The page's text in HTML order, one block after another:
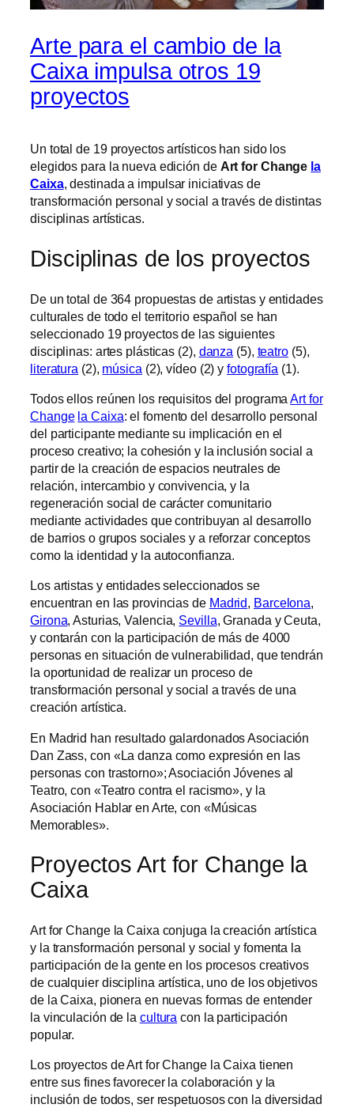
Arte para el cambio de la
Caixa impulsa otros 19
proyectos
Un total de 19 proyectos artísticos han sido los
elegidos para la nueva edición de Art for Change la
Caixa, destinada a impulsar iniciativas de
transformación personal y social a través de distintas
disciplinas artísticas.
Disciplinas de los proyectos
De un total de 364 propuestas de artistas y entidades
culturales de todo el territorio español se han
seleccionado 19 proyectos de las siguientes
disciplinas: artes plásticas (2), danza (5), teatro(5),
literatura (2), música (2), vídeo (2) yfotografía (1).
Todos ellos reúnen los requisitos del programaArt for
Change la Caixa: el fomento del desarrollo personal
del participante mediante su implicación en el
proceso creativo; la cohesión y la inclusión social a
partir de la creación de espacios neutrales de
relación, intercambio y convivencia, y la
regeneración social de carácter comunitario
mediante actividades que contribuyan al desarrollo
de barrios o grupos sociales y a reforzar conceptos
como la identidad y la autoconfianza.
Los artistas y entidades seleccionados se
encuentran en las provincias de Madrid, Barcelona,
Girona, Asturias, Valencia, Sevilla, Granada y Ceuta,
y contarán con la participación de más de 4000
personas en situación de vulnerabilidad, que tendrán
la oportunidad de realizar un proceso de
transformación personal y social a través de una
creación artística.
En Madrid han resultado galardonados Asociación
Dan Zass, con «La danza como expresión en las
personas con trastorno»; Asociación Jóvenes al
Teatro, con «Teatro contra el racismo», y la
Asociación Hablar en Arte, con «Músicas
Memorables».
Proyectos Art for Change la
Caixa
Art for Change la Caixa conjuga la creación artística
y la transformación personal y social y fomenta la
participación de la gente en los procesos creativos
de cualquier disciplina artística, uno de los objetivos
de la Caixa, pionera en nuevas formas de entender
la vinculación de la cultura con la participación
popular.
Los proyectos de Art for Change la Caixa tienen
entre sus fines favorecer la colaboración y la
inclusión de todos, ser respetuosos con la diversidad